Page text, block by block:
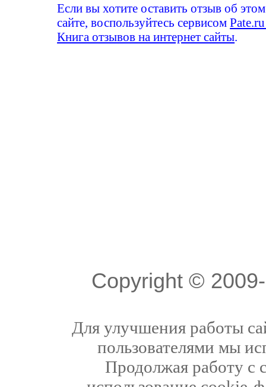
Если вы хотите оставить отзыв об этом
сайте, воспользуйтесь сервисом
Книга отзывов на интернет сайты
Copyright ©
Для улучшения работы
пользователями мы
Продолжая работу с